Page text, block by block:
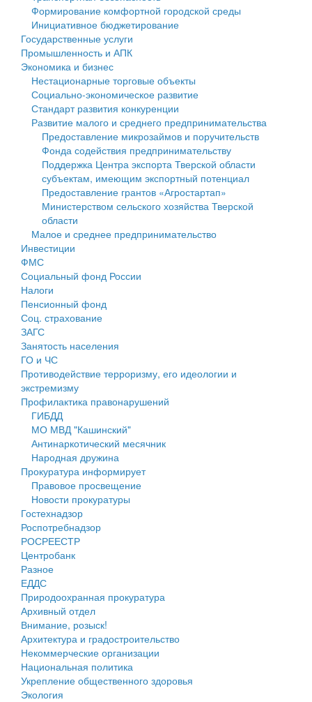
Государственные услуги
Промышленность и АПК
Экономика и бизнес
Символика
Устав
Гостям округа
Туризм
Культура
Образование
Здравоохранение
Социальная защита
Фотоальбом
муниципального округа Тверской области
Администрация Кашинского муниципального округа
Тверской области
Управление сельскими территориями
Открытые данные
Работа с обращениями граждан
Муниципальный контроль
Муниципальные услуги
Проекты административных регламентов
Антимонопольный комплаенс
Противодействие коррупции
Финансовое управление
Бюджет для граждан
Имущество
Выявление правообладателей ранее учтенных
объектов недвижимости
Имущественная поддержка субъектов малого и
среднего предпринимательства
Информационная поддержка субъектов малого и
среднего предпринимательства
Муниципальные программы
Контрольно-счетная палата
Персональные данные
Оценка регулирующего воздействия
Деятельность МУ
Нормативы градостроительного проектирования
Правила землепользования и застройки
Генеральные планы
Проекты планировки территории
Собрание депутатов
Городское поселение
Сельские поселения
Формирование комфортной городской среды
Инициативное бюджетирование
Государственные услуги
Промышленность и АПК
Экономика и бизнес
Нестационарные торговые объекты
Социально-экономическое развитие
Стандарт развития конкуренции
Развитие малого и среднего предпринимательства
Предоставление микрозаймов и поручительств
Фонда содействия предпринимательству
Поддержка Центра экспорта Тверской области
субъектам, имеющим экспортный потенциал
Предоставление грантов «Агростартап»
Министерством сельского хозяйства Тверской
области
Малое и среднее предпринимательство
Инвестиции
ФМС
Социальный фонд России
Налоги
Пенсионный фонд
Соц. страхование
ЗАГС
Занятость населения
ГО и ЧС
Противодействие терроризму, его идеологии и
экстремизму
Профилактика правонарушений
ГИБДД
МО МВД "Кашинский"
Антинаркотический месячник
Народная дружина
Прокуратура информирует
Правовое просвещение
Новости прокуратуры
Гостехнадзор
Роспотребнадзор
РОСРЕЕСТР
Центробанк
Разное
ЕДДС
Природоохранная прокуратура
Архивный отдел
Внимание, розыск!
Архитектура и градостроительство
Некоммерческие организации
Национальная политика
Укрепление общественного здоровья
Экология